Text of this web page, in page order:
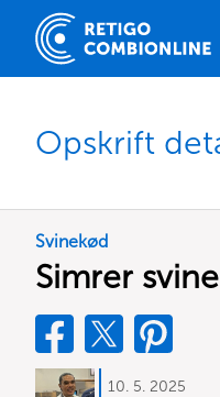
Opskrift
Svinekød
Simrer
10. 5. 2025